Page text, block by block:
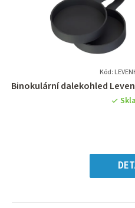
Kód:
Binokulární dalekohled